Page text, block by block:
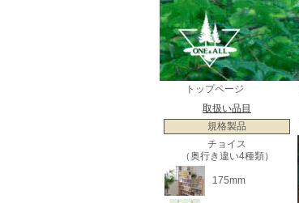
トップページ
取扱い品目
規格製品
チョイス
（奥行き違い4種類）
175mm